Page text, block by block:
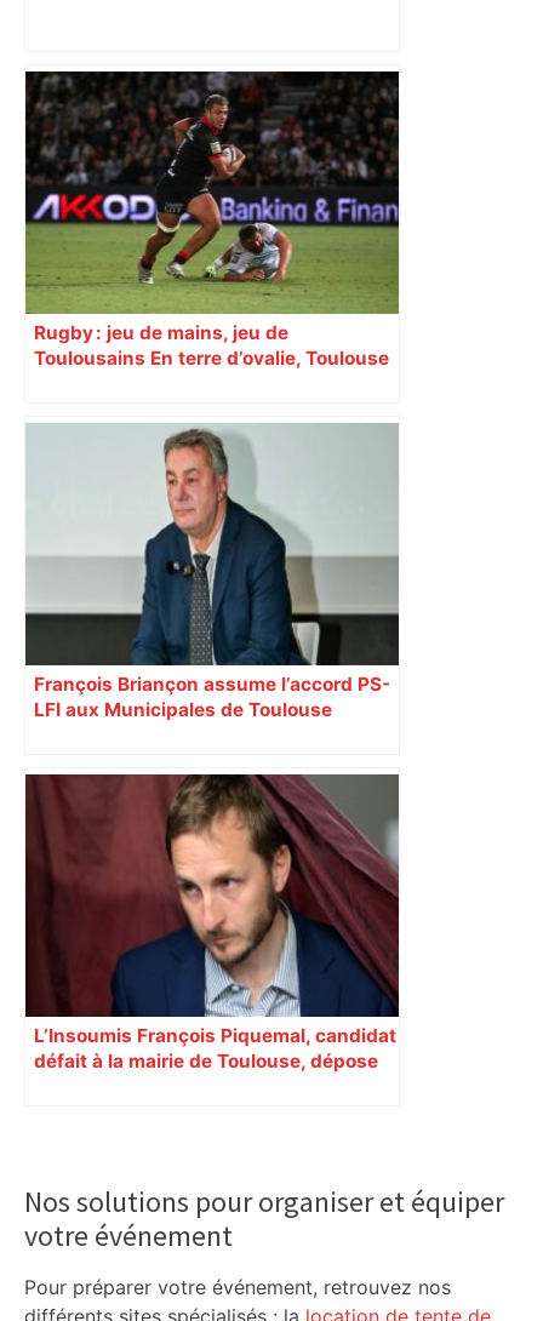
Trains supprimés, lignes coupées : de
gros travaux SNCF vont perturber le
trafic autour de Toulouse, voici les axes
concernés – ladepeche.fr
Rugby : jeu de mains, jeu de
Toulousains En terre d’ovalie, Toulouse
revendiquant surtout son art du jeu en
mouvement, vif et spectaculaire.
Décryptage. Série (4 / 10)
François Briançon assume l’accord PS-
LFI aux Municipales de Toulouse
L’Insoumis François Piquemal, candidat
défait à la mairie de Toulouse, dépose
Sidebar
Nos solutions pour organiser et équiper
votre événement
Pour préparer votre événement, retrouvez nos
différents sites spécialisés : la location de tente de